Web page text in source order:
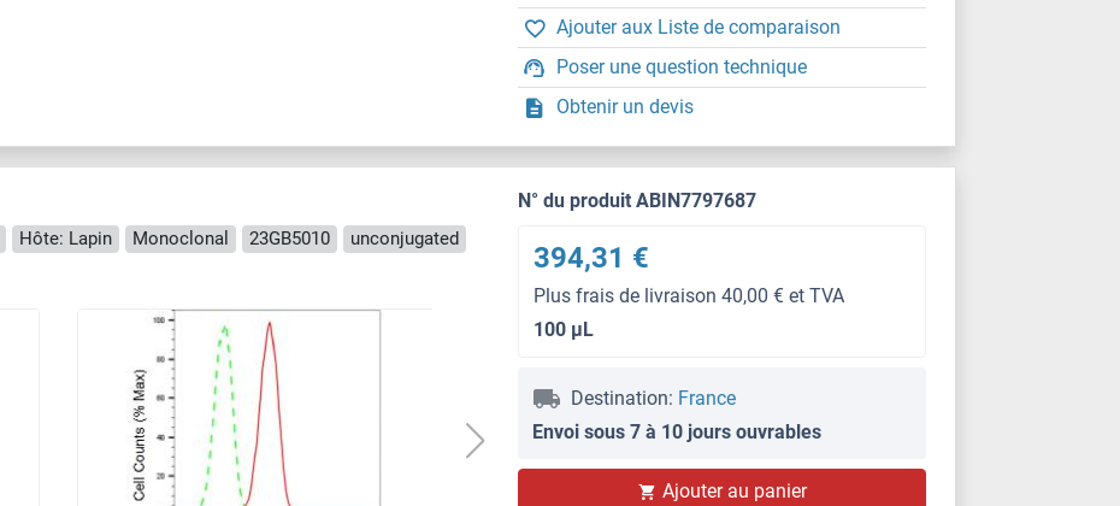
Ajouter aux Liste de comparaison
Poser une question technique
Obtenir un devis
Hôte: Lapin Monoclonal 23GB5010
unconjugated
N° du produit ABIN7797687
394,31 €
Plus frais de livraison 40,00 € et TVA
100 μL
Destination: France
Envoi sous 7 à 10 jours ouvrables
Ajouter au panier